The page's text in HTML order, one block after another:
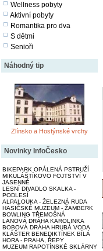
Wellness pobyty
Aktivní pobyty
Romantika pro dva
S dětmi
Senioři
Náhodný tip
Zlínsko a Hostýnské vrchy
Novinky InfoČesko
BIKEPARK OPÁLENÁ PSTRUŽÍ
MIKULÁŠTÍKOVO FOJTSTVÍ V
JASENNÉ
LESNÍ DIVADLO SKALKA -
PODLESÍ
ALPALOUKA - ŽELEZNÁ RUDA
HASIČSKÉ MUZEUM - ŽAMBERK
BOWLING TŘEMOŠNÁ
LANOVÁ DRÁHA KAROLINKA
BOBOVÁ DRÁHA HRUBÁ VODA
KLÁŠTER BENEDIKTÍNEK BÍLÁ
HORA - PRAHA, ŘEPY
MUZEUM RAPOTÍNSKÉ SKLÁRNY